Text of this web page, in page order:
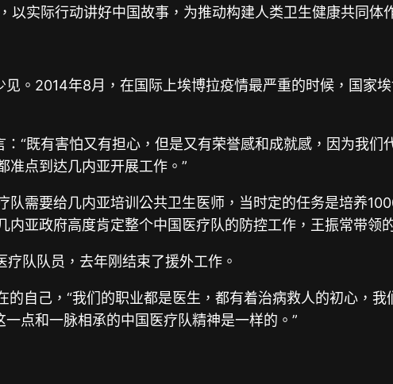
以实际行动讲好中国故事，为推动构建人类卫生健康共同体
。2014年8月，在国际上埃博拉疫情最严重的时候，国家
“既有害怕又有担心，但是又有荣誉感和成就感，因为我
准点到达几内亚开展工作。”
队需要给几内亚培训公共卫生医师，当时定的任务是培养
亚政府高度肯定整个中国医疗队的防控工作，王振常带领
队队员，去年刚结束了援外工作。
自己，“我们的职业都是医生，都有着治病救人的初心，
点和一脉相承的中国医疗队精神是一样的。”